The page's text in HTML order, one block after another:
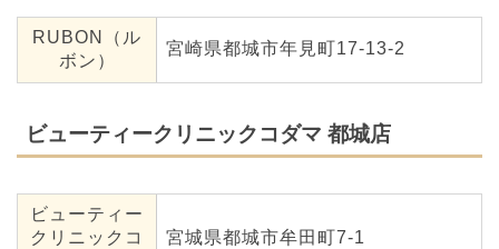
RUBON（ル
ボン）
宮崎県都城市年見町17-13-2
ビューティークリニックコダマ 都城店
ビューティー
クリニックコ
宮城県都城市牟田町7-1